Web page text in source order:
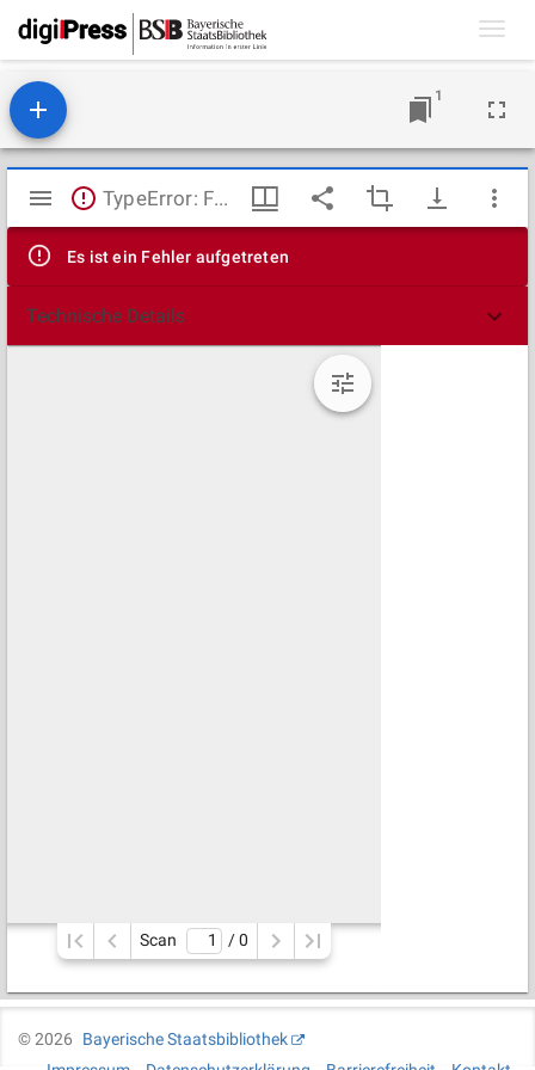
1
Mirador
Viewer
TypeError: Failed to fetch
Es ist ein Fehler aufgetreten
Technische Details
Scan / 0
©2026
Bayerische Staatsbibliothek